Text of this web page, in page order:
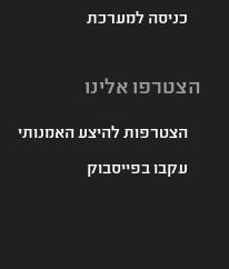
כניסה למערכת
הצטרפו אלינו
הצטרפות להיצע האמנותי
עקבו בפייסבוק